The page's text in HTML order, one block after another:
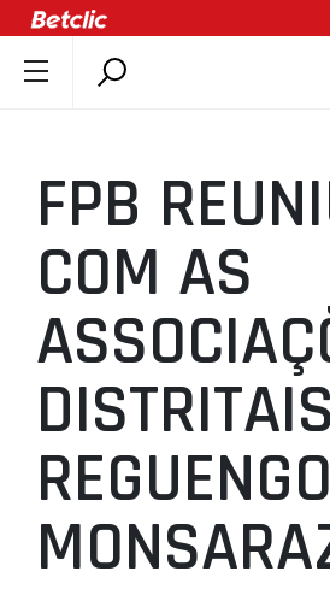
ÚLTIMAS
COMPETIÇÕES
ASSOCIAÇÕES
CLUBES
AGENTES
AGENDA
SELEÇÕES
MINIBASQUETE
ÁREA TÉCNICA
PROJETOS
FPB
COM AS